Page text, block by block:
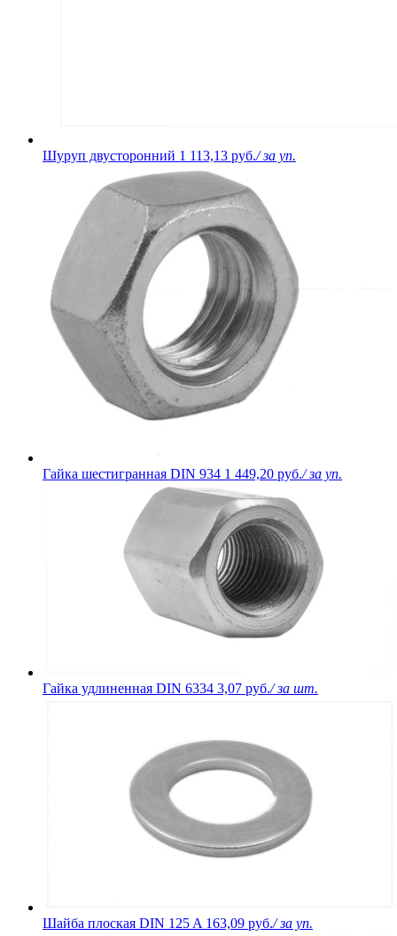
Шуруп двусторонний 1 113,13 руб./ за уп.
Гайка шестигранная DIN 934 1 449,20 руб./ за уп.
Гайка удлиненная DIN 6334 3,07 руб./ за шт.
Шайба плоская DIN 125 A 163,09 руб./ за уп.